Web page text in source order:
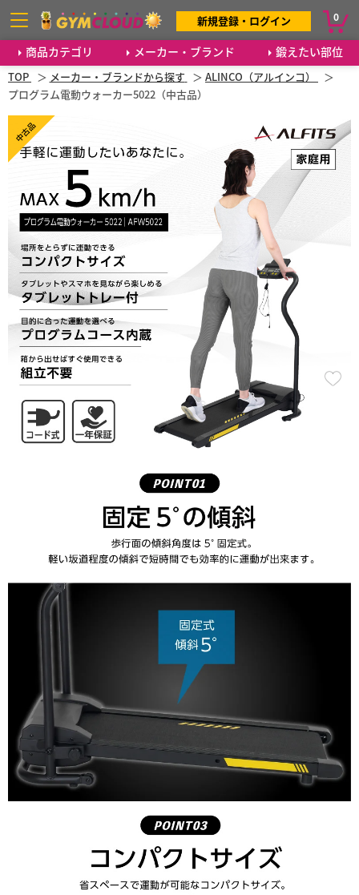
商品カテゴリ メーカー・ブランド 鍛えたい部位
新規登録・ログイン 0
TOP メーカー・ブランドから探す
ALINCO（アルインコ）
プログラム電動ウォーカー5022（中古品）
中古品